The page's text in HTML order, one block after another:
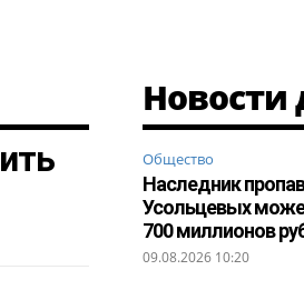
Новости
Общество
Наследник
Усольцевых
700 миллионов
09.08.2026 10:20